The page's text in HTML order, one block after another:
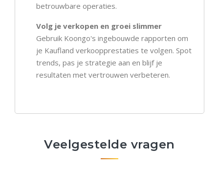
betrouwbare operaties.
Volg je verkopen en groei slimmer
Gebruik Koongo's ingebouwde rapporten om
je Kaufland verkoopprestaties te volgen. Spot
trends, pas je strategie aan en blijf je
resultaten met vertrouwen verbeteren.
Veelgestelde vragen